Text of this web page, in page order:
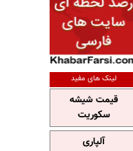
لینک های مفید
قیمت شیشه
سکوریت
آلپاری